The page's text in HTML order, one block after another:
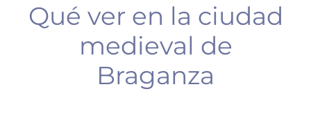
Qué ver en la ciudad
medieval de
Braganza